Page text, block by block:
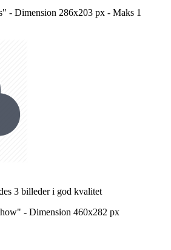
- Dimension 286x203 px - Maks 1
3 billeder i god kvalitet
- Dimension 460x282 px